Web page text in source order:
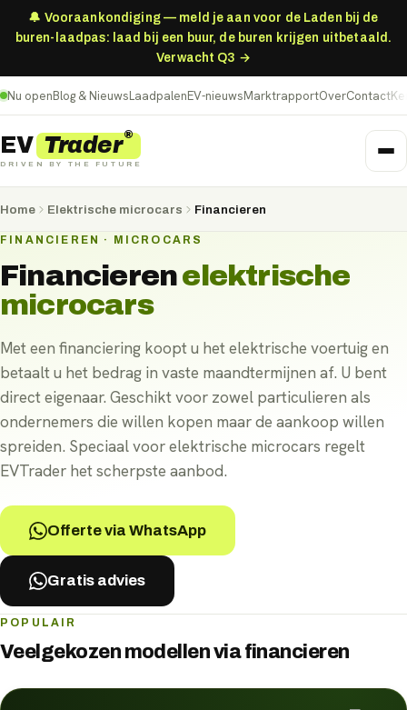
🔔 Vooraankondiging — meld je aan voor de Laden bij de
buren-laadpas: laad bij een buur, de buren krijgen uitbetaald.
Verwacht Q3 →
Nu openBlog & NieuwsLaadpalenEV-nieuwsMarktrapportOverContact
EV Trader®
DRIVEN BY THE FUTURE
Home Elektrische microcars Financieren
FINANCIEREN · MICROCARS
Financierenelektrische
microcars
Met een financiering koopt u het elektrische voertuig en
betaalt u het bedrag in vaste maandtermijnen af. U bent
direct eigenaar. Geschikt voor zowel particulieren als
ondernemers die willen kopen maar de aankoop willen
spreiden. Speciaal voor elektrische microcars regelt
EVTrader het scherpste aanbod.
Offerte via WhatsApp
Gratis advies
POPULAIR
Veelgekozen modellen viafinancieren